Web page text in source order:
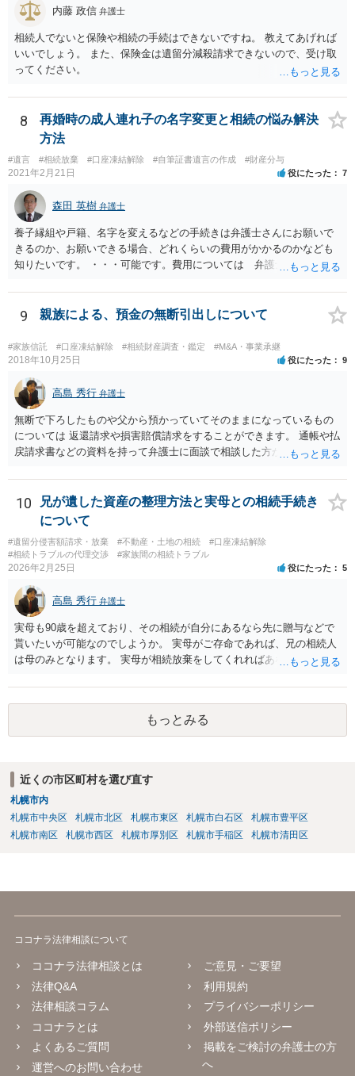
内藤 政信 弁護士
相続人でないと保険や相続の手続はできないですね。 教えてあげれば
いいでしょう。 また、保険金は遺留分減殺請求できないので、受け取
ってください。
8
再婚時の成人連れ子の名字変更と相続の悩み解決
方法
#遺言 #相続放棄 #口座凍結解除 #自筆証書遺言の作成 #財産分与
2021年2月21日 役にたった 7
森田 英樹 弁護士
養子縁組や戸籍、名字を変えるなどの手続きは弁護士さんにお願いで
きるのか、お願いできる場合、どれくらいの費用がかかるのかなども
知りたいです。 ・・・可能です。費用については 弁護士と直接面談
ています。 やはり、成人した子のことまでごちゃごちゃ考えず、自分
の事だけ考えるべきなのでしょうか ・・・お子さんの事をまで含め良
い解決案があればお悩みになるのは当然と言えば当然のことです。 彼
と親子関係を結びたいと思っているが、名字は変えたくない・・・養
子縁組の必要があり 氏も変更することになります。 しかし 彼は成人
しているとは言え、自分の子と私の連れ子、全て平等にしたいと希
望。もちろん私もそうできればと思います。 ・・・婚姻前の契約 あ
るいは 遺言書などで その意思を実現する方法はあります。 弁護
士に相談してみてください。
9 親族による、預金の無断引出しについて
#家族信託 #口座凍結解除 #相続財産調査・鑑定 #M&A・事業承継
2018年10月25日 役にたった 9
高島 秀行 弁護士
無断で下ろしたものや父から預かっていてそのままになっているもの
については 返還請求や損害賠償請求をすることができます。 通帳や払
戻請求書などの資料を持って弁護士に面談で相談した方がよいと思い
10
兄が遺した資産の整理方法と実母との相続手続き
について
#遺留分侵害額請求・放棄 #不動産・土地の相続
#口座凍結解除
#相続トラブルの代理交渉
#家族間の相続トラブル
2026年2月25日 役にたった 5
高島 秀行 弁護士
実母も90歳を超えており、その相続が自分にあるなら先に贈与などで
貰いたいが可能なのでしようか。 実母がご存命であれば、兄の相続人
は母のみとなります。 実母が相続放棄をしてくれればあなた方兄弟及
ないと思います。
もっとみる
近くの市区町村を選び直す
札幌市内
札幌市中央区
札幌市北区 札幌市東区 札幌市白石区
札幌市豊平区
札幌市南区
札幌市西区 札幌市厚別区 札幌市手稲区 札幌市清田区
ココナラ法律相談について
ココナラ法律相談とは
法律Q&A
法律相談コラム
ココナラとは
よくあるご質問
運営へのお問い合わせ
ご意見・ご要望
利用規約
プライバシーポリシー
外部送信ポリシー
掲載をご検討の弁護士の方
へ